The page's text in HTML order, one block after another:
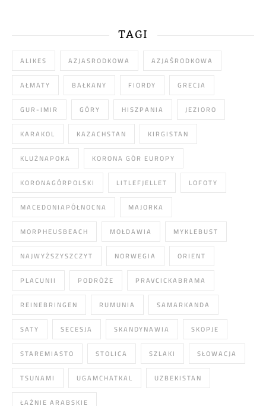
TAGI
ALIKES AZJASRODKOWA AZJAŚRODKOWA
AŁMATY BAŁKANY FIORDY GRECJA
GUR-IMIR GÓRY HISZPANIA JEZIORO
KARAKOL KAZACHSTAN KIRGISTAN
KLUŻNAPOKA KORONA GÓR EUROPY
KORONAGÓRPOLSKI LITLEFJELLET LOFOTY
MACEDONIAPÓŁNOCNA MAJORKA
MORPHEUSBEACH MOŁDAWIA MYKLEBUST
NAJWYŻSZYSZCZYT NORWEGIA ORIENT
PLACUNII PODRÓŻE PRAVCICKABRAMA
REINEBRINGEN RUMUNIA SAMARKANDA
SATY SECESJA SKANDYNAWIA SKOPJE
STAREMIASTO STOLICA SZLAKI SŁOWACJA
TSUNAMI UGAMCHATKAL UZBEKISTAN
ŁAŹNIE ARABSKIE